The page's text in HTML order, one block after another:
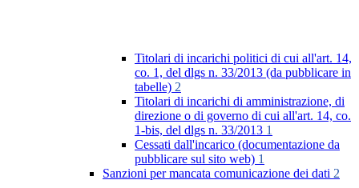
Titolari di incarichi politici di cui all'art. 14,
co. 1, del dlgs n. 33/2013 (da pubblicare in
tabelle) 2
Titolari di incarichi di amministrazione, di
direzione o di governo di cui all'art. 14, co.
1-bis, del dlgs n. 33/2013 1
Cessati dall'incarico (documentazione da
pubblicare sul sito web) 1
Sanzioni per mancata comunicazione dei dati 2